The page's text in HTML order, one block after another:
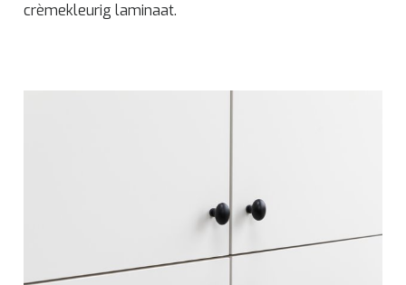
crèmekleurig laminaat.